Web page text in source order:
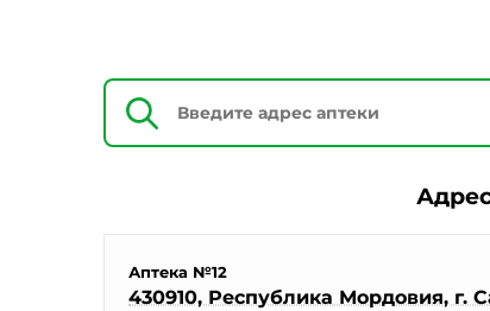
Аптека №12
430910, Республика Мордовия, г.